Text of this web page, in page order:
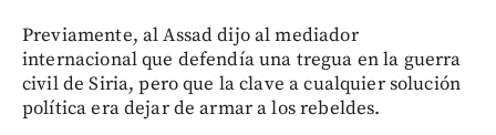
Previamente, al Assad dijo al mediador
internacional que defendía una tregua en la guerra
civil de Siria, pero que la clave a cualquier solución
política era dejar de armar a los rebeldes.